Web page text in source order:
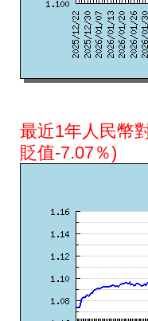
最近1年人民幣
貶值-7.07％)